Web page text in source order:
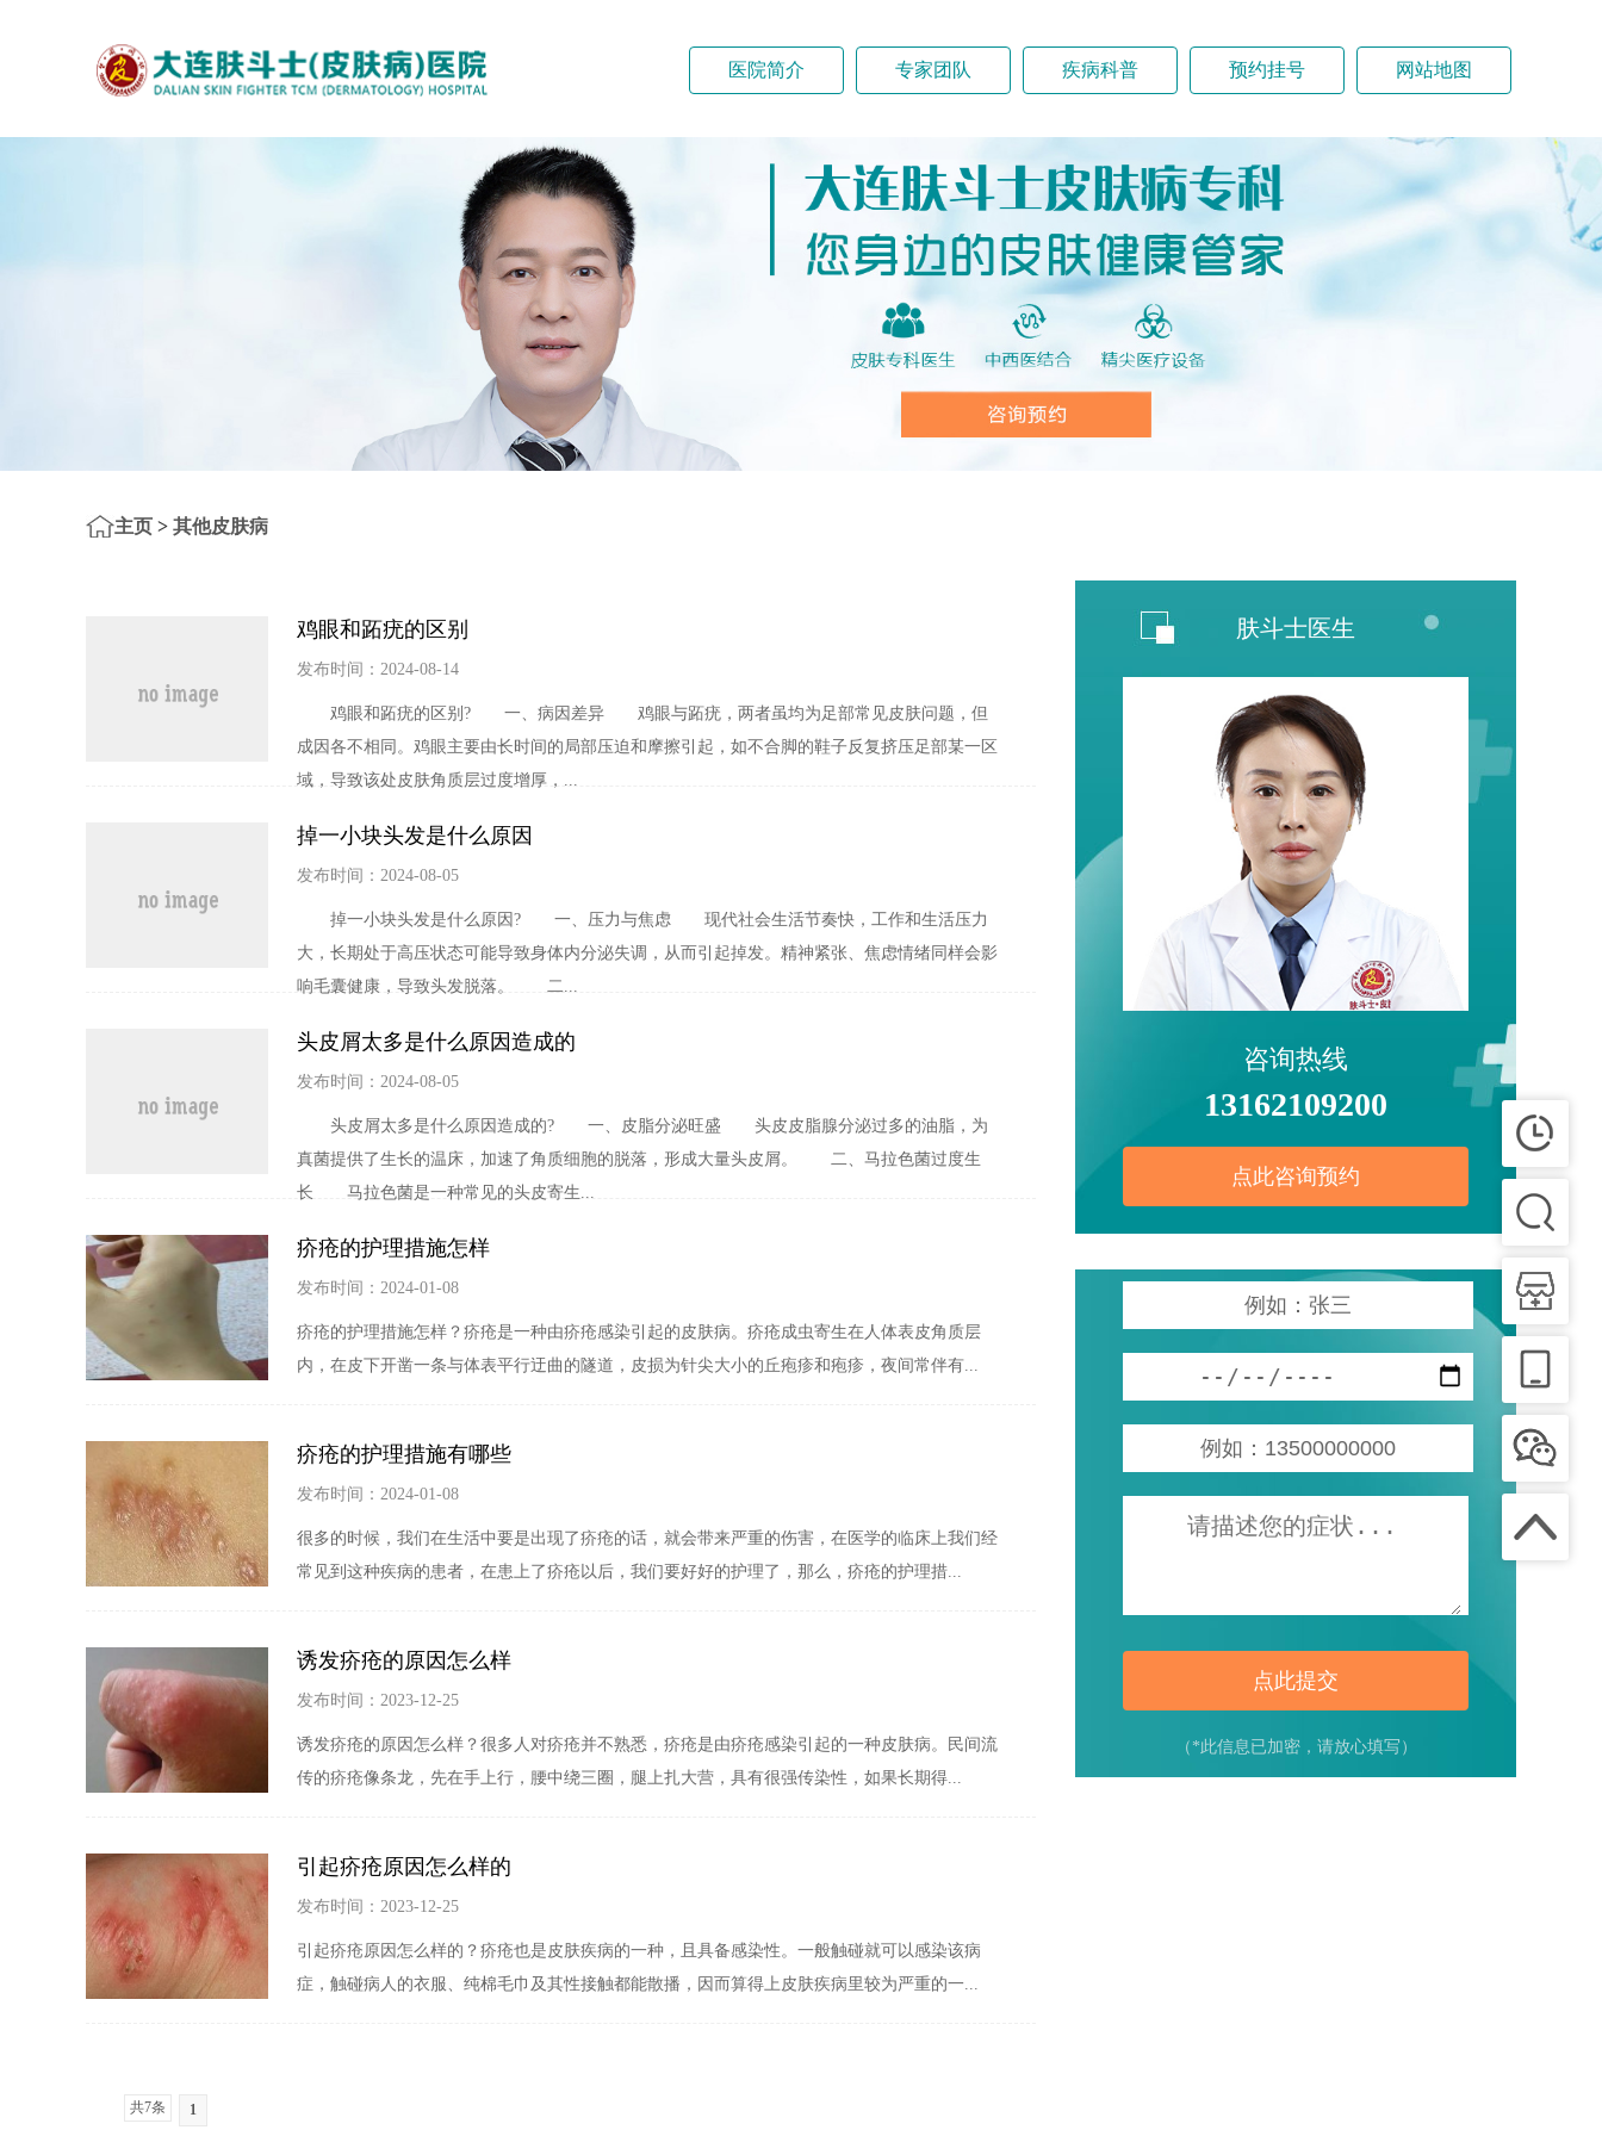
医院简介 专家团队 疾病科普
银屑病
手足癣
色斑(祛斑)
医院新闻
预约挂号 网站地图
主页 > 其他皮肤病
鸡眼和跖疣的区别
发布时间：2024-08-14
鸡眼和跖疣的区别? 一、病因差异 鸡眼与跖疣，两者虽均为足部常见皮肤问题，但
成因各不相同。鸡眼主要由长时间的局部压迫和摩擦引起，如不合脚的鞋子反复挤压足部某一区
域，导致该处皮肤角质层过度增厚，...
掉一小块头发是什么原因
发布时间：2024-08-05
掉一小块头发是什么原因? 一、压力与焦虑 现代社会生活节奏快，工作和生活压力
大，长期处于高压状态可能导致身体内分泌失调，从而引起掉发。精神紧张、焦虑情绪同样会影
响毛囊健康，导致头发脱落。 二...
头皮屑太多是什么原因造成的
发布时间：2024-08-05
头皮屑太多是什么原因造成的? 一、皮脂分泌旺盛 头皮皮脂腺分泌过多的油脂，为
真菌提供了生长的温床，加速了角质细胞的脱落，形成大量头皮屑。 二、马拉色菌过度生
长 马拉色菌是一种常见的头皮寄生...
疥疮的护理措施怎样
发布时间：2024-01-08
疥疮的护理措施怎样？疥疮是一种由疥疮感染引起的皮肤病。疥疮成虫寄生在人体表皮角质层
内，在皮下开凿一条与体表平行迂曲的隧道，皮损为针尖大小的丘疱疹和疱疹，夜间常伴有...
疥疮的护理措施有哪些
发布时间：2024-01-08
很多的时候，我们在生活中要是出现了疥疮的话，就会带来严重的伤害，在医学的临床上我们经
常见到这种疾病的患者，在患上了疥疮以后，我们要好好的护理了，那么，疥疮的护理措...
诱发疥疮的原因怎么样
发布时间：2023-12-25
诱发疥疮的原因怎么样？很多人对疥疮并不熟悉，疥疮是由疥疮感染引起的一种皮肤病。民间流
传的疥疮像条龙，先在手上行，腰中绕三圈，腿上扎大营，具有很强传染性，如果长期得...
引起疥疮原因怎么样的
发布时间：2023-12-25
引起疥疮原因怎么样的？疥疮也是皮肤疾病的一种，且具备感染性。一般触碰就可以感染该病
症，触碰病人的衣服、纯棉毛巾及其性接触都能散播，因而算得上皮肤疾病里较为严重的一...
共7条 1
肤斗士医生
咨询热线
13162109200
点此咨询预约
点此提交
（*此信息已加密，请放心填写）